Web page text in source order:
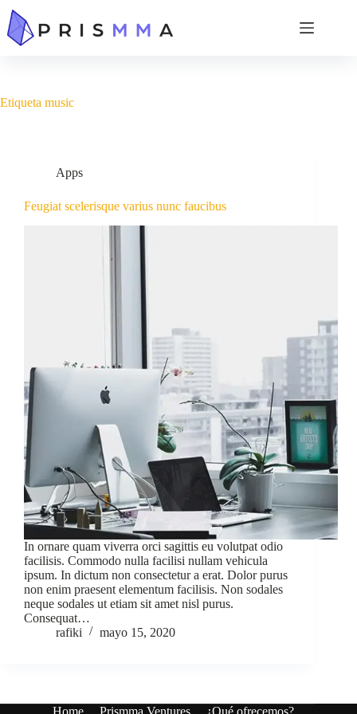
Etiqueta music
Apps
Feugiat scelerisque varius nunc faucibus
In ornare quam viverra orci sagittis eu volutpat odio
facilisis. Commodo nulla facilisi nullam vehicula
ipsum. In dictum non consectetur a erat. Dolor purus
non enim praesent elementum facilisis. Non sodales
neque sodales ut etiam sit amet nisl purus.
Consequat…
rafiki
mayo 15, 2020
Home Prismma Ventures ¿Qué ofrecemos?